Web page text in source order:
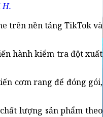
H.
trên nền tảng TikTok và
hành kiểm tra đột xuất
cơm rang để đóng gói,
lượng sản phẩm theo